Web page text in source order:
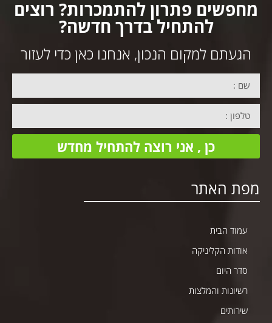
מחפשים פתרון להתמכרות? רוצים
להתחיל בדרך חדשה?
הגעתם למקום הנכון, אנחנו כאן כדי לעזור
כן , אני רוצה להתחיל מחדש
מפת האתר
עמוד הבית
אודות הקליניקה
סדר היום
רשיונות והמלצות
שירותים